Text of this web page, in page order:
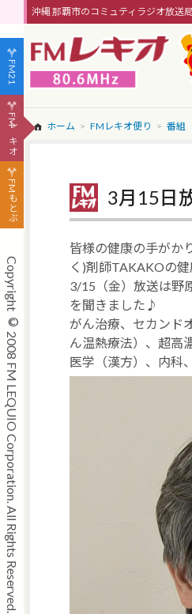
沖縄 那覇市のコミュティラジオ放送
ホーム FMレキオ便り 番組
3月15日
皆様の健康の手がか
く)剤師TAKAKOの健
3/15（金）放送は野
を聞きました♪
がん治療、セカンド
ん温熱療法）、超高
医学（漢方）、内科
FM21
FMレキオ
FMもとぶ
Copyright © 2008 FM LEQUIO Corporation. All Rights Reserved.